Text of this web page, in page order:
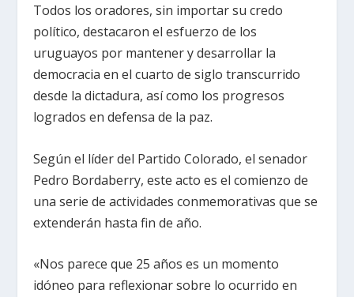
Todos los oradores, sin importar su credo
político, destacaron el esfuerzo de los
uruguayos por mantener y desarrollar la
democracia en el cuarto de siglo transcurrido
desde la dictadura, así como los progresos
logrados en defensa de la paz.
Según el líder del Partido Colorado, el senador
Pedro Bordaberry, este acto es el comienzo de
una serie de actividades conmemorativas que se
extenderán hasta fin de año.
«Nos parece que 25 años es un momento
idóneo para reflexionar sobre lo ocurrido en